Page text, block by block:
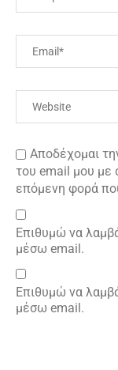
Αποδέχομαι
του email μου με
επόμενη φορά
Επιθυμώ να
μέσω email.
Επιθυμώ να
μέσω email.